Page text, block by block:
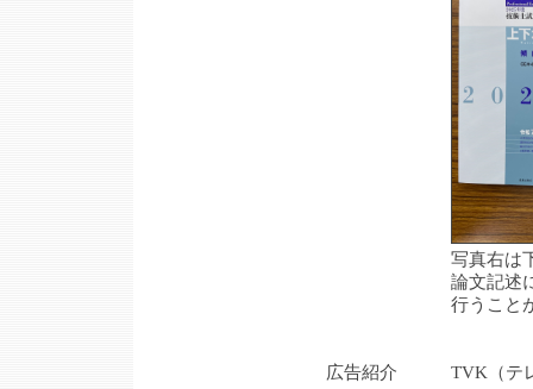
写真右は下水道部
論文記述に必要なキ
行うことが、実務で
広告紹介 TVK（テレビ